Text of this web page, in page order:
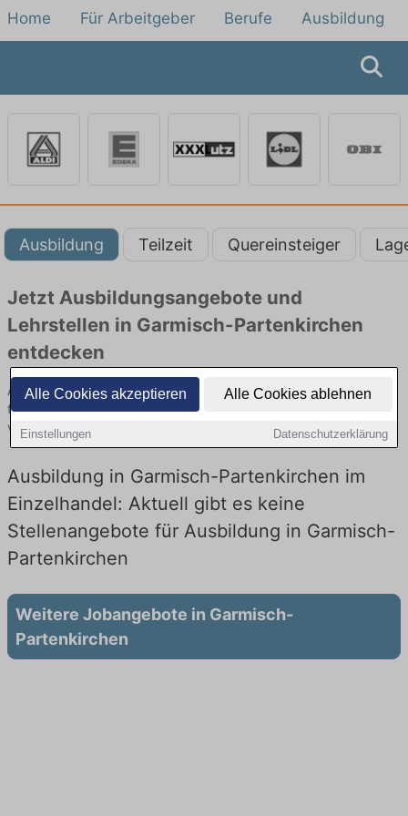
Alle Cookies akzeptieren Alle Cookies ablehnen
Einstellungen Datenschutzerklärung
Home Für Arbeitgeber Berufe Ausbildung
Ausbildung Teilzeit Quereinsteiger
Jetzt Ausbildungsangebote und
Lehrstellen in Garmisch-Partenkirchen
entdecken
Ausbildungsangebote im Einzelhandel in Garmisch-Partenkirchen
finden Sie von namhaften Firmen. Entdecken Sie freie Optionen
von Top-Arbeitgebern und bewerben Sie sich noch heute.
Ausbildung in Garmisch-Partenkirchen im
Einzelhandel: Aktuell gibt es keine
Stellenangebote für Ausbildung in Garmisch-
Partenkirchen
Weitere Jobangebote in Garmisch-
Partenkirchen